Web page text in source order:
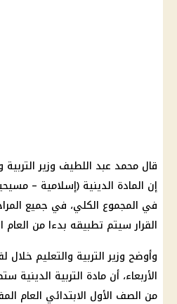
قال محمد عبد اللطيف وزير التربية
إن المادة الدينية (إسلامية –
في المجموع الكلي، في جميع
القرار سيتم تطبيقه بدءا من العام
وأوضح وزير التربية والتعليم خلال
الأربعاء، أن مادة التربية الدينية
من الصف الأول الابتدائي العام